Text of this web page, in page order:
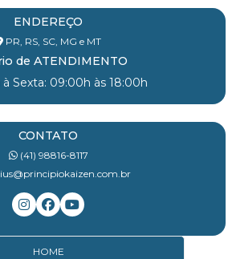
ENDEREÇO
PR, RS, SC, MG e MT
de ATENDIMENTO
Sexta: 09:00h às 18:00h
CONTATO
(41) 98816-8117
HOME